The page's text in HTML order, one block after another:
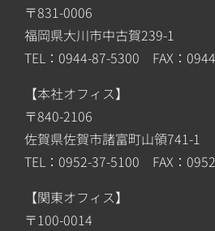
〒831-0006
福岡県大川市中古賀239-1
TEL：0944-87-5300 FAX：
【本社オフィス】
〒840-2106
佐賀県佐賀市諸富町山領741-1
TEL：0952-37-5100 FAX：
【関東オフィス】
〒100-0014